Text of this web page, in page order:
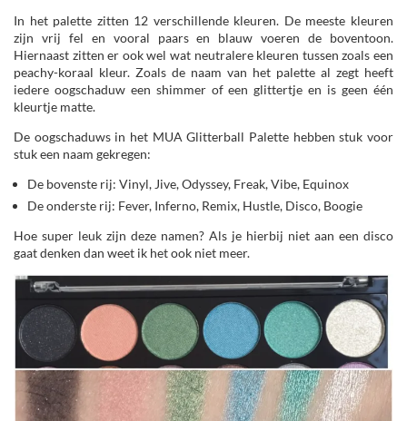
In het palette zitten 12 verschillende kleuren. De meeste kleuren
zijn vrij fel en vooral paars en blauw voeren de boventoon.
Hiernaast zitten er ook wel wat neutralere kleuren tussen zoals een
peachy-koraal kleur. Zoals de naam van het palette al zegt heeft
iedere oogschaduw een shimmer of een glittertje en is geen één
kleurtje matte.
De oogschaduws in het MUA Glitterball Palette hebben stuk voor
stuk een naam gekregen:
De bovenste rij: Vinyl, Jive, Odyssey, Freak, Vibe, Equinox
De onderste rij: Fever, Inferno, Remix, Hustle, Disco, Boogie
Hoe super leuk zijn deze namen? Als je hierbij niet aan een disco
gaat denken dan weet ik het ook niet meer.